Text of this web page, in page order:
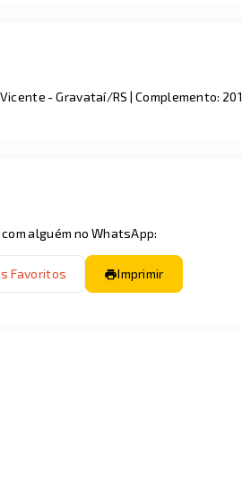
- Gravataí/RS | Complemento: 201
alguém no WhatsApp:
Favoritos Imprimir